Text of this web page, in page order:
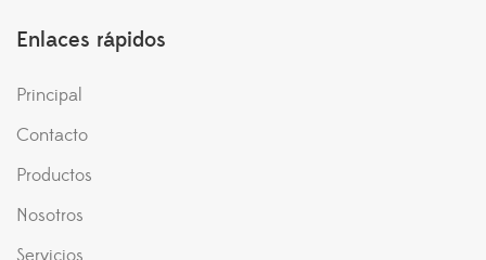
Enlaces rápidos
Principal
Contacto
Productos
Nosotros